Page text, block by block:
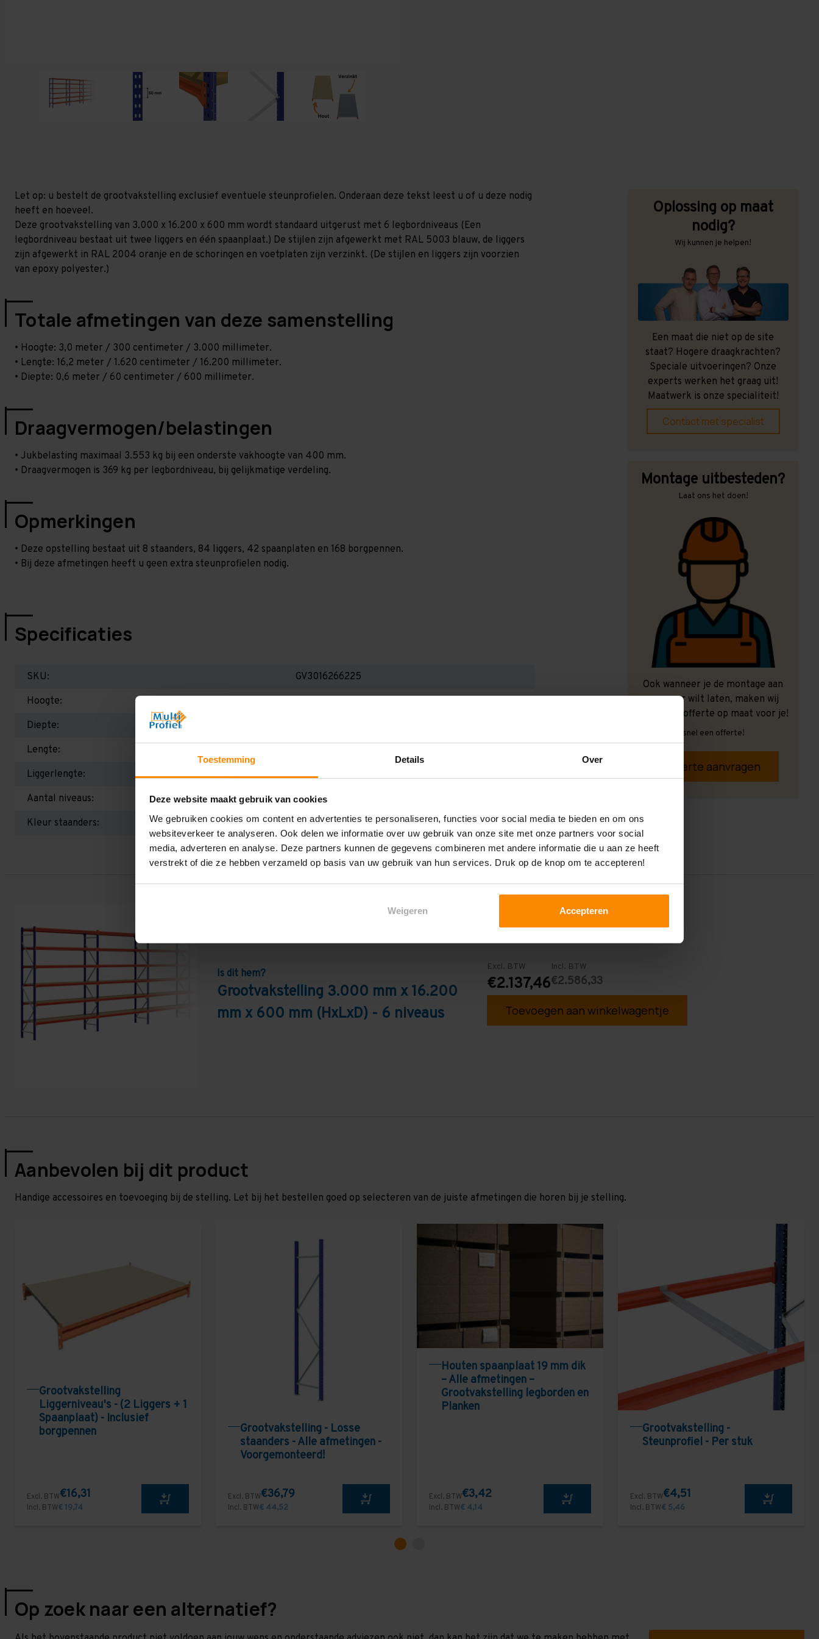
Toestemming Details Over
Deze website maakt gebruik van cookies
We gebruiken cookies om content en advertenties te personaliseren, functies voor social media te bieden en om ons
websiteverkeer te analyseren. Ook delen we informatie over uw gebruik van onze site met onze partners voor social
media, adverteren en analyse. Deze partners kunnen de gegevens combineren met andere informatie die u aan ze heeft
verstrekt of die ze hebben verzameld op basis van uw gebruik van hun services. Druk op de knop om te accepteren!
Weigeren Accepteren
Let op: u bestelt de grootvakstelling exclusief eventuele steunprofielen. Onderaan deze tekst leest u of u deze nodig
heeft en hoeveel.
Deze grootvakstelling van 3.000 x 16.200 x 600 mm wordt standaard uitgerust met 6 legbordniveaus (Een
legbordniveau bestaat uit twee liggers en één spaanplaat.) De stijlen zijn afgewerkt met RAL 5003 blauw, de liggers
zijn afgewerkt in RAL 2004 oranje en de schoringen en voetplaten zijn verzinkt. (De stijlen en liggers zijn voorzien
van epoxy polyester.)
Totale afmetingen van deze samenstelling
• Hoogte: 3,0 meter / 300 centimeter / 3.000 millimeter.
• Lengte: 16,2 meter / 1.620 centimeter / 16.200 millimeter.
• Diepte: 0,6 meter / 60 centimeter / 600 millimeter.
Draagvermogen/belastingen
• Jukbelasting maximaal 3.553 kg bij een onderste vakhoogte van 400 mm.
• Draagvermogen is 369 kg per legbordniveau, bij gelijkmatige verdeling.
Opmerkingen
• Deze opstelling bestaat uit 8 staanders, 84 liggers, 42 spaanplaten en 168 borgpennen.
• Bij deze afmetingen heeft u geen extra steunprofielen nodig.
Specificaties
SKU:
GV3016266225
Hoogte:
Diepte:
Lengte:
Liggerlengte:
2.250 mm
Aantal niveaus:
6
Kleur staanders:
Blauw
Oplossing op maat
nodig?
Wij kunnen je helpen!
Een maat die niet op de site
staat? Hogere draagkrachten?
Speciale uitvoeringen? Onze
experts werken het graag uit!
Maatwerk is onze specialiteit!
Contact met specialist
Montage uitbesteden?
Laat ons het doen!
Ook wanneer je de montage aan
ons over wilt laten, maken wij
graag een offerte op maat voor je!
Vrijblijvend, snel een offerte!
Offerte aanvragen
Is dit hem?
Grootvakstelling 3.000 mm x 16.200
mm x 600 mm (HxLxD) - 6 niveaus
Excl. BTW
€2.137,46
Incl. BTW
€2.586,33
Toevoegen aan winkelwagentje
Aanbevolen bij dit product
Handige accessoires en toevoeging bij de stelling. Let bij het bestellen goed op selecteren van de juiste afmetingen die horen bij je stelling.
Grootvakstelling
Liggerniveau's - (2 Liggers + 1
Spaanplaat) - Inclusief
borgpennen
Excl. BTW€16,31
Incl. BTW€ 19,74
Grootvakstelling - Losse
staanders - Alle afmetingen -
Voorgemonteerd!
Excl. BTW€36,79
Incl. BTW€ 44,52
Houten spaanplaat 19 mm dik
– Alle afmetingen –
Grootvakstelling legborden en
Planken
Excl. BTW€3,42
Incl. BTW€ 4,14
Grootvakstelling -
Steunprofiel - Per stuk
Excl. BTW€4,51
Incl. BTW€ 5,46
Op zoek naar een alternatief?